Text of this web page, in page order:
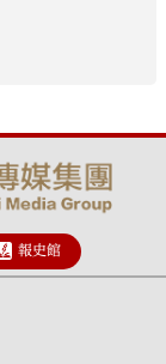
報史館